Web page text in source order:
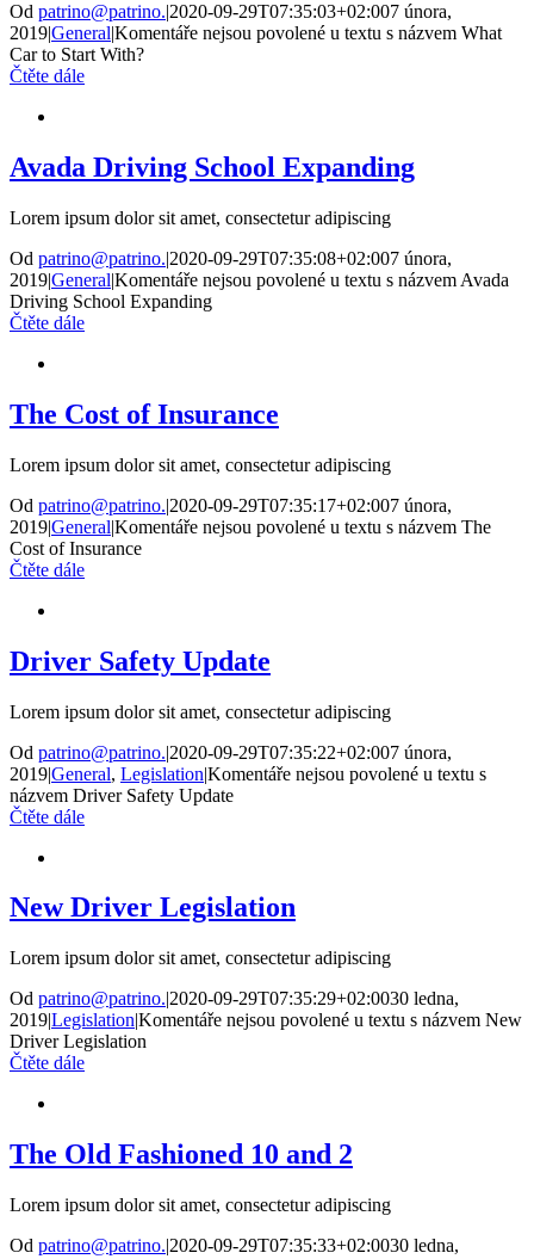
Od patrino@patrino.|2020-09-29T07:35:03+02:007 února,
2019|General|Komentáře nejsou povolené u textu s názvem What
Car to Start With?
Čtěte dále
Avada Driving School Expanding
Lorem ipsum dolor sit amet, consectetur adipiscing
Od patrino@patrino.|2020-09-29T07:35:08+02:007 února,
2019|General|Komentáře nejsou povolené u textu s názvem Avada
Driving School Expanding
Čtěte dále
The Cost of Insurance
Lorem ipsum dolor sit amet, consectetur adipiscing
Od patrino@patrino.|2020-09-29T07:35:17+02:007 února,
2019|General|Komentáře nejsou povolené u textu s názvem The
Cost of Insurance
Čtěte dále
Driver Safety Update
Lorem ipsum dolor sit amet, consectetur adipiscing
Od patrino@patrino.|2020-09-29T07:35:22+02:007 února,
2019|General, Legislation|Komentáře nejsou povolené u textu s
názvem Driver Safety Update
Čtěte dále
New Driver Legislation
Lorem ipsum dolor sit amet, consectetur adipiscing
Od patrino@patrino.|2020-09-29T07:35:29+02:0030 ledna,
2019|Legislation|Komentáře nejsou povolené u textu s názvem New
Driver Legislation
Čtěte dále
The Old Fashioned 10 and 2
Lorem ipsum dolor sit amet, consectetur adipiscing
Od patrino@patrino.|2020-09-29T07:35:33+02:0030 ledna,